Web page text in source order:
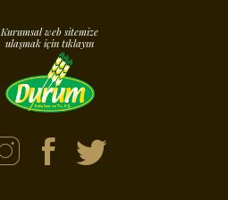
Kurumsal web sitemize
ulaşmak için tıklayın